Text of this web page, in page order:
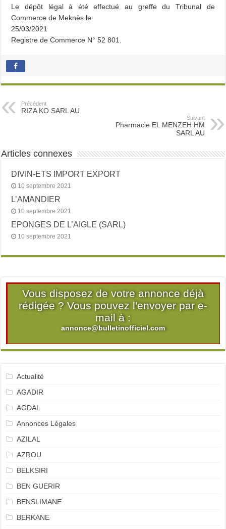
Le dépôt légal à été effectué au greffe du Tribunal de
Commerce de Meknès le
25/03/2021
Registre de Commerce N° 52 801.
Précédent
RIZA KO SARL AU
Suivant
Pharmacie EL MENZEH HM
SARL AU
Articles connexes
DIVIN-ETS IMPORT EXPORT
10 septembre 2021
L’AMANDIER
10 septembre 2021
EPONGES DE L’AIGLE (SARL)
10 septembre 2021
Vous disposez de votre annonce déjà
rédigée ? Vous pouvez l'envoyer par e-
mail à :
annonce@bulletinofficiel.com
Actualité
AGADIR
AGDAL
Annonces Légales
AZILAL
AZROU
BELKSIRI
BEN GUERIR
BENSLIMANE
BERKANE